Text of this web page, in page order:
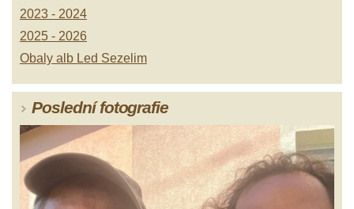
2023 - 2024
2025 - 2026
Obaly alb Led Sezelim
Poslední fotografie